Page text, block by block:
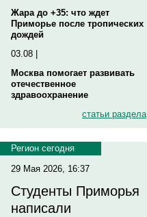
Жара до +35: что ждет
Приморье после тропических
дождей
03.08 |
Москва помогает развивать
отечественное
здравоохранение
статьи раздела
Регион сегодня
29 Мая 2026, 16:37
Студенты Приморья
написали